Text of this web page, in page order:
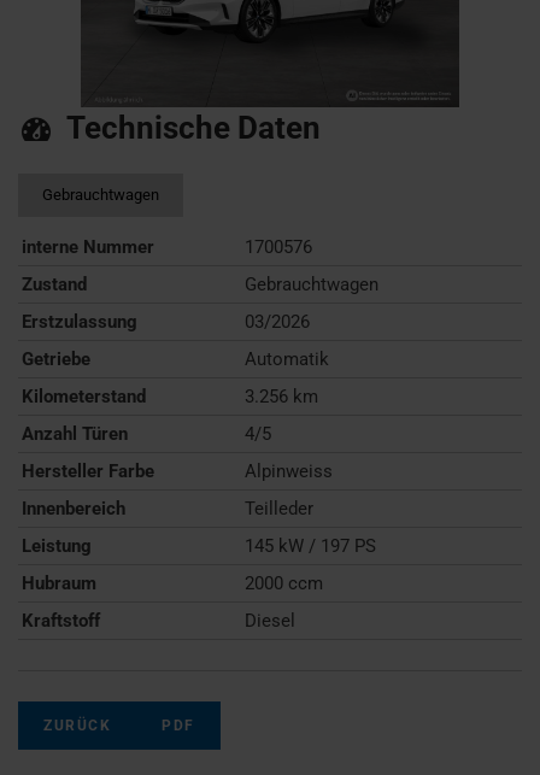
Technische Daten
Gebrauchtwagen
interne Nummer
1700576
Zustand
Gebrauchtwagen
Erstzulassung
03/2026
Getriebe
Automatik
Kilometerstand
3.256 km
Anzahl Türen
4/5
Hersteller Farbe
Alpinweiss
Innenbereich
Teilleder
Leistung
145 kW / 197 PS
Hubraum
2000 ccm
Kraftstoff
Diesel
ZURÜCK PDF